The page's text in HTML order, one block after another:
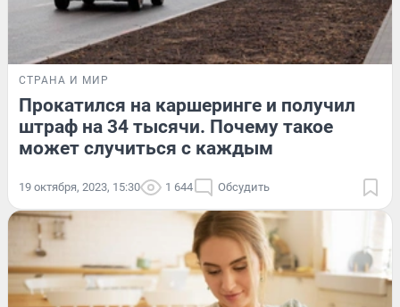
СТРАНА И МИР
Прокатился на каршеринге и получил
штраф на 34 тысячи. Почему такое
может случиться с каждым
19 октября, 2023, 15:30 1 644 Обсудить